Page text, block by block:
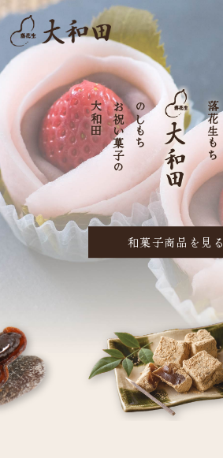
落花生商品
和菓子商品
大和田について
定番商品
お買い物ガイド
ログイン
カート
落花生もなか
豆づつみ
蜜入り落花生の
大和田
落花生商品を見る
落花生もち
のしもち
お祝い菓子の
大和田
和菓子商品を見る